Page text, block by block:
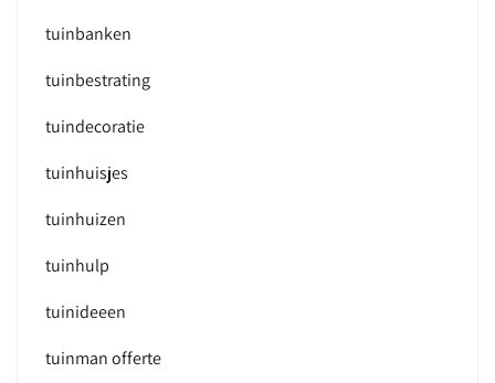
tuinbanken
tuinbestrating
tuindecoratie
tuinhuisjes
tuinhuizen
tuinhulp
tuinideeen
tuinman offerte